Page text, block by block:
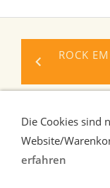
ROCK
Die Cookies sind
Website/
erfahren